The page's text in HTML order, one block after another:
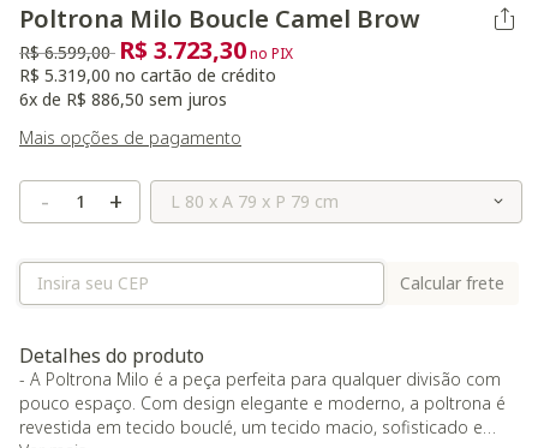
Poltrona Milo Boucle Camel Brow
Preço reduzido de
R$ 6.599,00 para
R$ 3.723,30no PIX
R$ 5.319,00 no cartão de crédito
6x de R$ 886,50 sem juros
Mais opções de pagamento
- + Selecione o Tamanho
Calcular frete
Detalhes do produto
- A Poltrona Milo é a peça perfeita para qualquer divisão com
pouco espaço. Com design elegante e moderno, a poltrona é
revestida em tecido bouclé, um tecido macio, sofisticado e